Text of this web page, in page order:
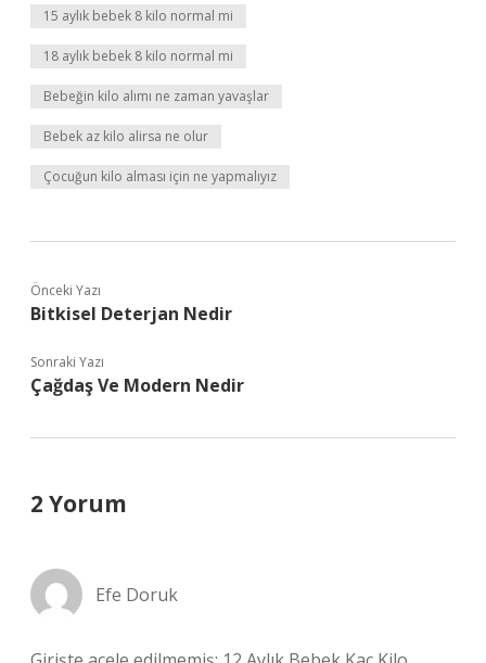
15 aylık bebek 8 kilo normal mi
18 aylık bebek 8 kilo normal mi
Bebeğin kilo alımı ne zaman yavaşlar
Bebek az kilo alirsa ne olur
Çocuğun kilo alması için ne yapmalıyız
Önceki Yazı
Bitkisel Deterjan Nedir
Sonraki Yazı
Çağdaş Ve Modern Nedir
2 Yorum
Efe Doruk